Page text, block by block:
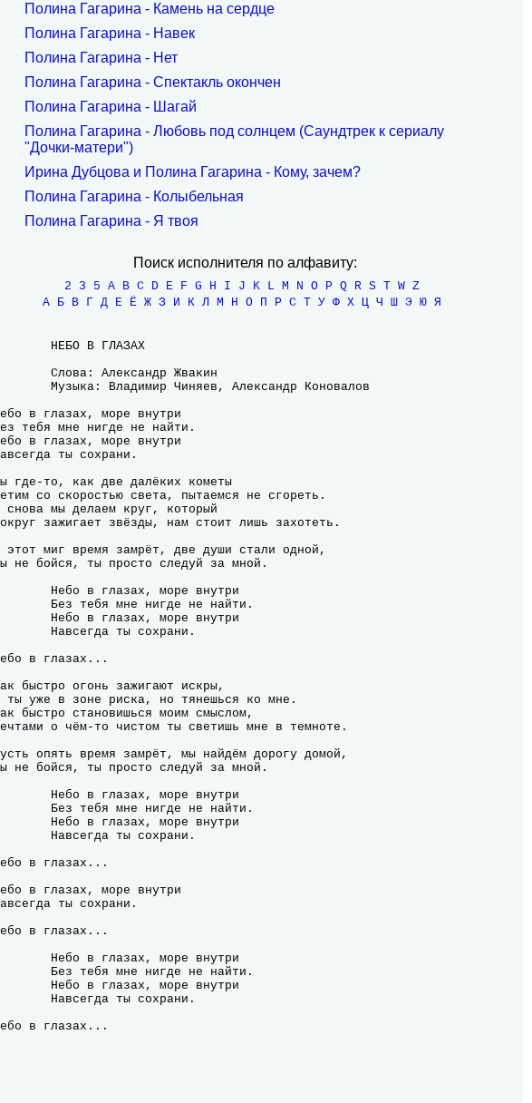
Полина Гагарина - Камень на сердце
Полина Гагарина - Навек
Полина Гагарина - Нет
Полина Гагарина - Спектакль окончен
Полина Гагарина - Шагай
Полина Гагарина - Любовь под солнцем (Саундтрек к сериалу
"Дочки-матери")
Ирина Дубцова и Полина Гагарина - Кому, зачем?
Полина Гагарина - Колыбельная
Полина Гагарина - Я твоя
Поиск исполнителя по алфавиту:
2 3 5 A B C D E F G H I J K L M N O P Q R S T W Z
А
Б В Г Д Е Ё Ж З И К Л М Н О П Р С Т У Ф Х Ц Ч Ш Э Ю Я
в глазах, море внутри
тебя мне нигде не найти.
в глазах, море внутри
ты сохрани.
где-то, как две далёких кометы
со скоростью света, пытаемся не сгореть.
снова мы делаем круг, который
зажигает звёзды, нам стоит лишь захотеть.
этот миг время замрёт, две души стали одной,
не бойся, ты просто следуй за мной.
в глазах...
быстро огонь зажигают искры,
ты уже в зоне риска, но тянешься ко мне.
быстро становишься моим смыслом,
о чём-то чистом ты светишь мне в темноте.
опять время замрёт, мы найдём дорогу домой,
не бойся, ты просто следуй за мной.
в глазах...
в глазах, море внутри
ты сохрани.
в глазах...
в глазах...